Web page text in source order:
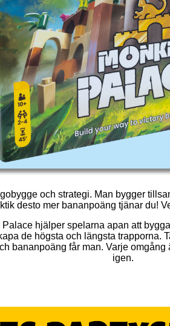
och strategi. Man bygger
desto mer bananpoäng tjänar du!
Palace hjälper spelarna apan att
de högsta och längsta trapporna.
bananpoäng får man. Varje
igen.